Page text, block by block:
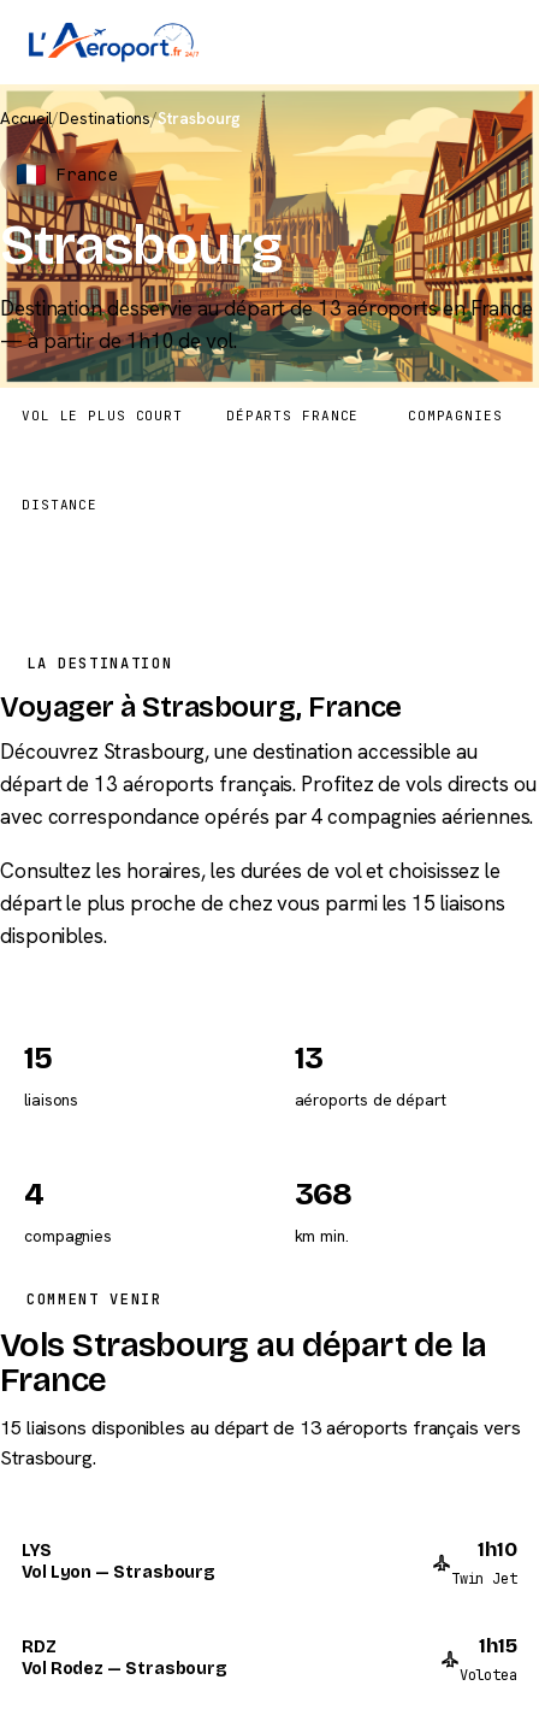
Accueil/Destinations/Strasbourg
France
Strasbourg
Destination desservie au départ de 13 aéroports en France
— à partir de 1h10 de vol.
VOL LE PLUS COURT DÉPARTS FRANCE COMPAGNIES
DISTANCE
LA DESTINATION
Voyager à Strasbourg, France
Découvrez Strasbourg, une destination accessible au
départ de 13 aéroports français. Profitez de vols directs ou
avec correspondance opérés par 4 compagnies aériennes.
Consultez les horaires, les durées de vol et choisissez le
départ le plus proche de chez vous parmi les 15 liaisons
disponibles.
15
liaisons
13
aéroports de départ
4
compagnies
368
km min.
COMMENT VENIR
Vols Strasbourg au départ de la
France
15 liaisons disponibles au départ de 13 aéroports français vers
Strasbourg.
LYS
Vol Lyon — Strasbourg
1h10
Twin Jet
RDZ
Vol Rodez — Strasbourg
1h15
Volotea